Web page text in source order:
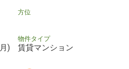
方位
)
物件タイプ
賃貸マンション